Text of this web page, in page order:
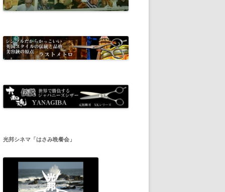
光邦シネマ「はさみ晩餐会」